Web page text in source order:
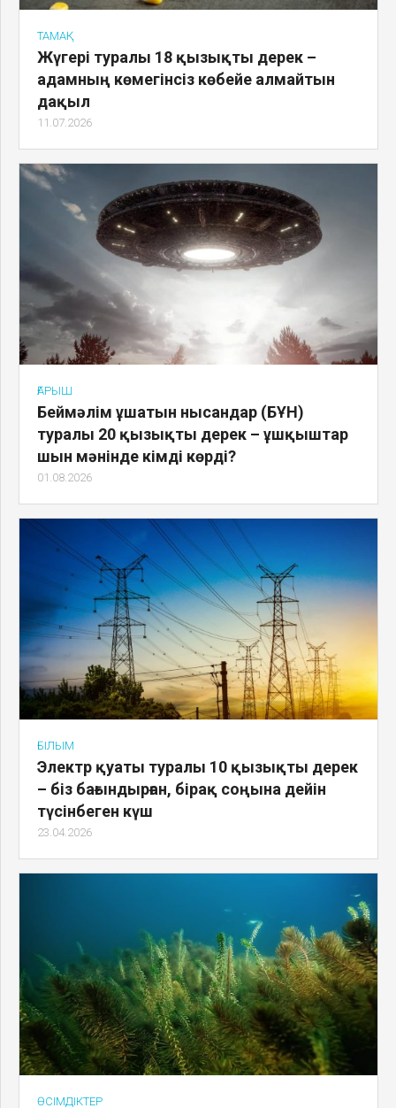
ТАМАҚ
Жүгері туралы 18 қызықты дерек –
адамның көмегінсіз көбейе алмайтын
дақыл
11.07.2026
ҒАРЫШ
Беймәлім ұшатын нысандар (БҰН)
туралы 20 қызықты дерек – ұшқыштар
шын мәнінде кімді көрді?
01.08.2026
ҒЫЛЫМ
Электр қуаты туралы 10 қызықты дерек
– біз бағындырған, бірақ соңына дейін
түсінбеген күш
23.04.2026
ӨСІМДІКТЕР